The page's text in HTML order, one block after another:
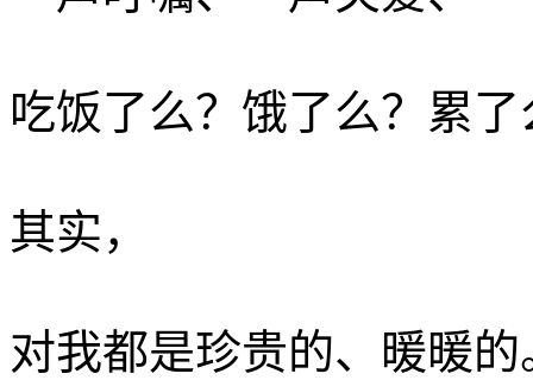
吃饭了么？饿了么？累了
其实，
对我都是珍贵的、暖暖的